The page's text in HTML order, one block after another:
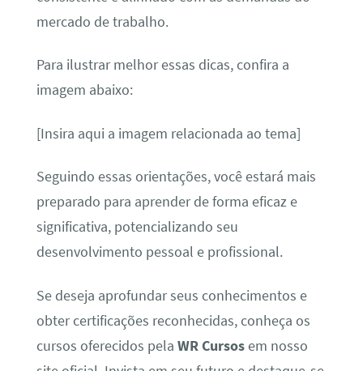
mercado de trabalho.
Para ilustrar melhor essas dicas, confira a
imagem abaixo:
[Insira aqui a imagem relacionada ao tema]
Seguindo essas orientações, você estará mais
preparado para aprender de forma eficaz e
significativa, potencializando seu
desenvolvimento pessoal e profissional.
Se deseja aprofundar seus conhecimentos e
obter certificações reconhecidas, conheça os
cursos oferecidos pela WR Cursosem nosso